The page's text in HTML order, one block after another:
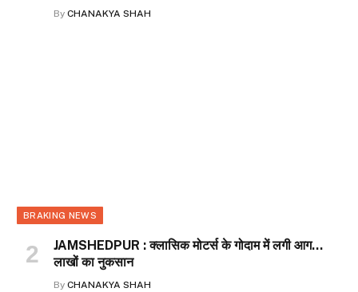
By CHANAKYA SHAH
BRAKING NEWS
JAMSHEDPUR : क्लासिक मोटर्स के गोदाम में लगी आग…
लाखों का नुकसान
By CHANAKYA SHAH